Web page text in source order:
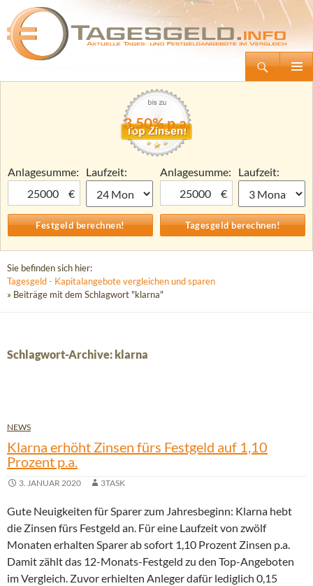
Tagesgeld.info – Tagesgeldkonten vergleichen und Tagesgeld-Zinsen berechnen
Zum
3,50% p.a.
Anlagesumme:
€
Laufzeit:
Anlagesumme:
€
Laufzeit:
Sie befinden sich hier:
Tagesgeld - Kapitalangebote vergleichen und sparen
» Beiträge mit dem Schlagwort "klarna"
Schlagwort-Archive: klarna
NEWS
Klarna erhöht Zinsen fürs Festgeld auf 1,10
Prozent p.a.
3. JANUAR 2020 3TASK
Gute Neuigkeiten für Sparer zum Jahresbeginn: Klarna hebt
die Zinsen fürs Festgeld an. Für eine Laufzeit von zwölf
Monaten erhalten Sparer ab sofort 1,10 Prozent Zinsen p.a.
Damit zählt das 12-Monats-Festgeld zu den Top-Angeboten
im Vergleich. Zuvor erhielten Anleger dafür lediglich 0,15